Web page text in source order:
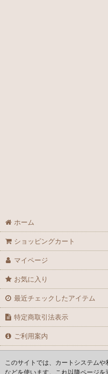
ホーム
ショッピングカート
マイページ
お気に入り
最近チェックしたアイテム
特定商取引法表示
ご利用案内
このサイトでは、カートシステム
などを使います。これ以降ページ